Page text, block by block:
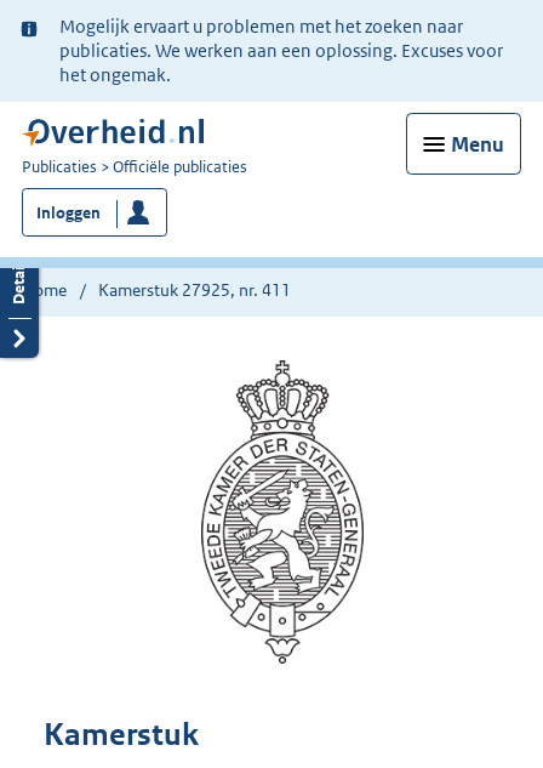
Ter
informatie:
Mogelijk ervaart u problemen met het zoeken naar
publicaties. We werken aan een oplossing. Excuses voor
het ongemak.
Menu
U
bent
nu
hier:
Publicaties Officiële publicaties
Inloggen
Home Kamerstuk 27925, nr. 411
Kamerstuk